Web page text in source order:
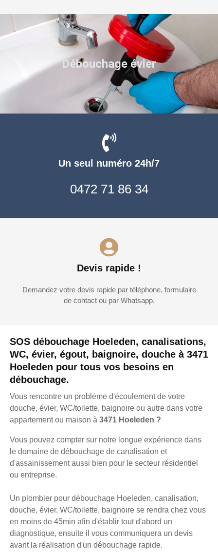
SOS débouchage Hoeleden, canalisations,
WC, évier, égout, baignoire, douche à 3471
Hoeleden pour tous vos besoins en
débouchage.
Vous rencontre un problème d'écoulement de votre
douche, évier, WC/toilette, baignoire ou autre dans votre
appartement ou maison à 3471 Hoeleden ?
Vous pouvez compter sur notre longue expérience dans
le domaine de débouchage de canalisation et
d'assainissement aussi bien pour le secteur résidentiel
ou entreprise.
Un plombier pour débouchage Hoeleden, canalisation,
douche, évier, WC/toilette, baignoire se rendra chez vous
en moins de 45min afin d'établir tout d'abord un
diagnostique, ensuite il vous communiquera un devis
avant la réalisation d'un débouchage rapide.
Un seul numéro 24h/7
0472 71 86 34
Devis rapide !
Demandez votre devis rapide par téléphone, formulaire
de contact ou par Whatsapp.
Débouchage évier